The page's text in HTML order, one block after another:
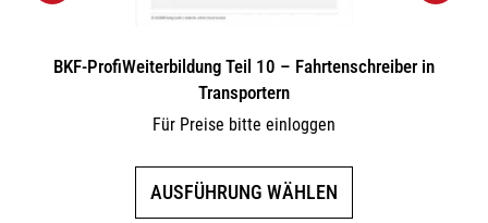
BKF-ProfiWeiterbildung Teil 10 – Fahrtenschreiber in
Transportern
Für Preise bitte einloggen
AUSFÜHRUNG WÄHLEN